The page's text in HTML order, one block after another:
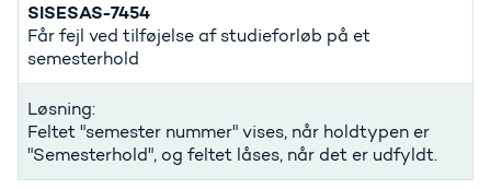
SISESAS-7454
Får fejl ved tilføjelse af studieforløb på et
semesterhold
Løsning:
Feltet "semester nummer" vises, når holdtypen er
"Semesterhold", og feltet låses, når det er udfyldt.